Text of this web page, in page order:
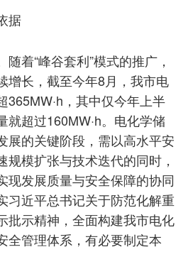
据
随着“峰谷套利”模式的推广，
增长，截至今年8月，我市电
365MW·h，其中仅今年上半
就超过160MW·h。电化学储
展的关键阶段，需以高水平安
模扩张与技术迭代的同时，
现发展质量与安全保障的协同
习近平总书记关于防范化解重
批示精神，全面构建我市电化
全管理体系，有必要制定本